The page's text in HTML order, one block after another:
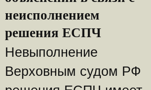
неисполнением
решения ЕСПЧ
Невыполнение
Верховным судом РФ